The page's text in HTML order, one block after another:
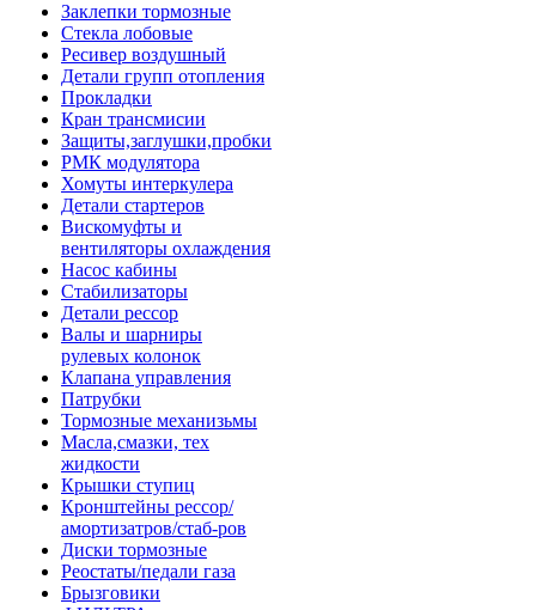
Заклепки тормозные
Стекла лобовые
Ресивер воздушный
Детали групп отопления
Прокладки
Кран трансмисии
Защиты,заглушки,пробки
РМК модулятора
Хомуты интеркулера
Детали стартеров
Вискомуфты и
вентиляторы охлаждения
Насос кабины
Стабилизаторы
Детали рессор
Валы и шарниры
рулевых колонок
Клапана управления
Патрубки
Тормозные механизьмы
Масла,смазки, тех
жидкости
Крышки ступиц
Кронштейны рессор/
амортизатров/стаб-ров
Диски тормозные
Реостаты/педали газа
Брызговики